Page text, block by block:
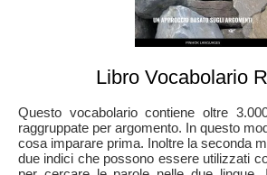
Libro Vocabolario
Questo vocabolario contiene oltre
raggruppate per argomento. In questo
cosa imparare prima. Inoltre la seconda
due indici che possono essere utilizzati